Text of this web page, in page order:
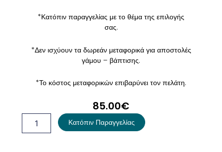
*Κατόπιν παραγγελίας με το θέμα της επιλογής
σας.
*Δεν ισχύουν τα δωρεάν μεταφορικά για αποστολές
γάμου – βάπτισης.
*Το κόστος μεταφορικών επιβαρύνει τον πελάτη.
85.00€
Βάπτισης
Κατόπιν Παραγγελίας